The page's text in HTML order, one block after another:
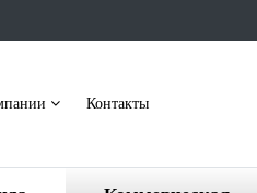
Контакты